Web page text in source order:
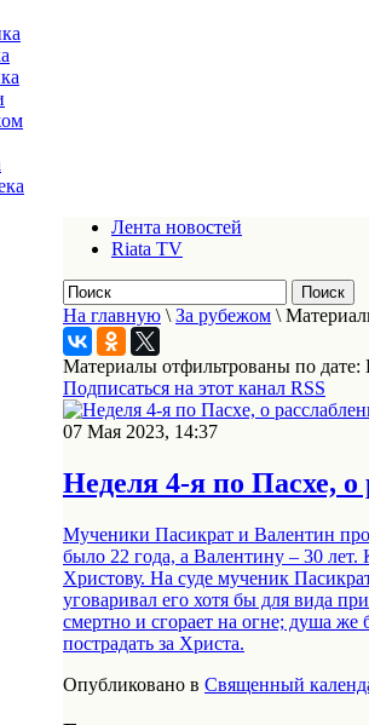
Лента новостей
Riata TV
На главную \ За рубежом \
Материалы отфильтрованы по дате:
Подписаться на этот канал RSS
07 Мая 2023, 14:37
Неделя 4-я по Пасхе,
Мученики Пасикрат и Валентин
было 22 года, а Валентину – 30
Христову. На суде мученик
уговаривал его хотя бы для вида
смертно и сгорает на огне; душа
пострадать за Христа.
Опубликовано в Священный